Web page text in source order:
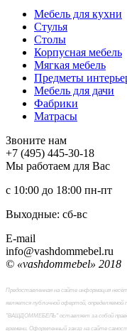
Мебель для кухни
Стулья
Столы
Корпусная мебель
Мягкая мебель
Предметы
Мебель для дачи
Фабрики
Матраcы
Звоните нам
+7 (495) 445-30-18
Мы работаем для Вас
с 10:00 до 18:00 пн-пт
Выходные: сб-вc
E-mail
info@vashdommebel.ru
© «vashdommebel» 2018
Предоставленная на сайте информация
является публичной офертой,
"ВАШДОММЕБЕЛЬ" оставляет за собой право
времени. Оформленный заказ на сайте